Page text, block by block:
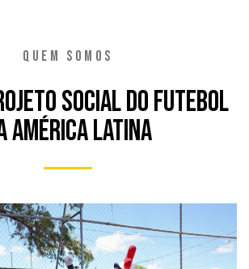
QUEM SOMOS
SOCIAL DO FUTEBOL
AMÉRICA LATINA